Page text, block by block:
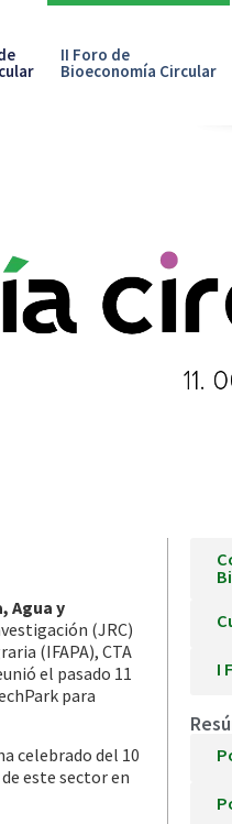
II Foro de
Bioeconomía Circular
Agua y
(JRC)
(IFAPA), CTA
el pasado 11
para
celebrado del 10
este sector en
I